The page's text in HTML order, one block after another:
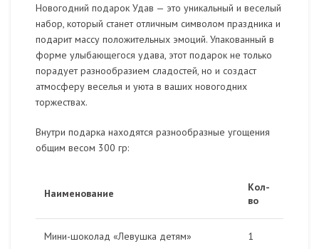
Новогодний подарок Удав — это уникальный и веселый
набор, который станет отличным символом праздника и
подарит массу положительных эмоций. Упакованный в
форме улыбающегося удава, этот подарок не только
порадует разнообразием сладостей, но и создаст
атмосферу веселья и уюта в ваших новогодних
торжествах.
Внутри подарка находятся разнообразные угощения
общим весом 300 гр:
Наименование
Кол-
во
Мини-шоколад «Левушка детям» 1